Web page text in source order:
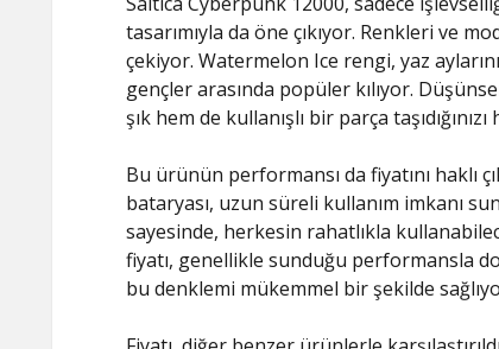
tasarımıyla da öne çıkıyor. Renkleri ve
çekiyor. Watermelon Ice rengi, yaz
gençler arasında popüler kılıyor.
şık hem de kullanışlı bir parça
Bu ürünün performansı da fiyatını haklı
bataryası, uzun süreli kullanım imkanı
sayesinde, herkesin rahatlıkla
fiyatı, genellikle sunduğu performansla
bu denklemi mükemmel bir şekilde